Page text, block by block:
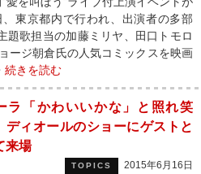
、東京都内で行われ、出演者の多部
題歌担当の加藤ミリヤ、田口トモロ
ジ朝倉氏の人気コミックスを映画
続きを読む
ラ「かわいいかな」と照れ笑
ィオールのショーにゲストと
来場
TOPICS 2015年6月16日